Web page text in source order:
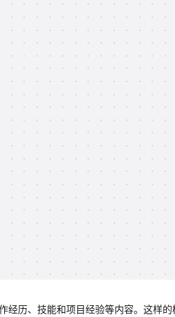
经历、技能和项目经验等内容。这样的